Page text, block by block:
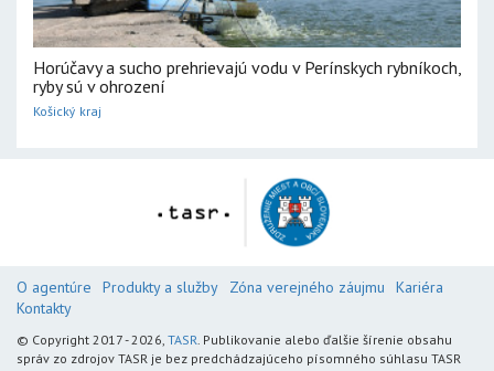
Horúčavy a sucho prehrievajú vodu v Perínskych rybníkoch,
ryby sú v ohrození
Košický kraj
O agentúre Produkty a služby Zóna verejného záujmu
Kariéra
Kontakty
© Copyright 2017 - 2026, TASR. Publikovanie alebo ďalšie šírenie obsahu
správ zo zdrojov TASR je bez predchádzajúceho písomného súhlasu TASR